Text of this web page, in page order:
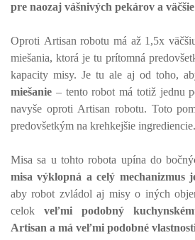
pre naozaj vášnivých pekárov a
Oproti Artisan robotu má až 1,5x
miešania, ktorá je tu prítomná
kapacity misy. Je tu ale aj od toho,
miešanie – tento robot má totiž jednu
navyše oproti Artisan robotu. Toto
predovšetkým na krehkejšie ingrediencie.
Misa sa u tohto robota upína do
misa výklopná a celý mechanizmus
aby robot zvládol aj misy o iných
celok veľmi podobný
Artisan a má veľmi podobné